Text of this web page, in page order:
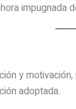
impugnada
y
adoptada.